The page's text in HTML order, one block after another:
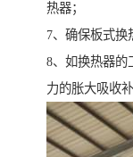
热器；
7、确保板式换
8、如换热器的
力的胀大吸收补